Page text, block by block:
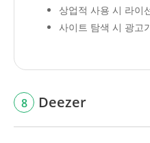
상업적 사용 시 라이
사이트 탐색 시 광고
8 Deezer